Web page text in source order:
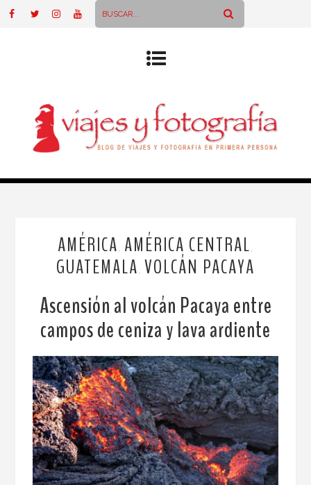
AMÉRICA AMÉRICA CENTRAL
GUATEMALA VOLCÁN PACAYA
Ascensión al volcán Pacaya entre
campos de ceniza y lava ardiente